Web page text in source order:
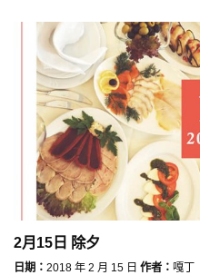
2月15日 除夕
日期： 2018 年 2 月 15 日 作者： 嘎丁